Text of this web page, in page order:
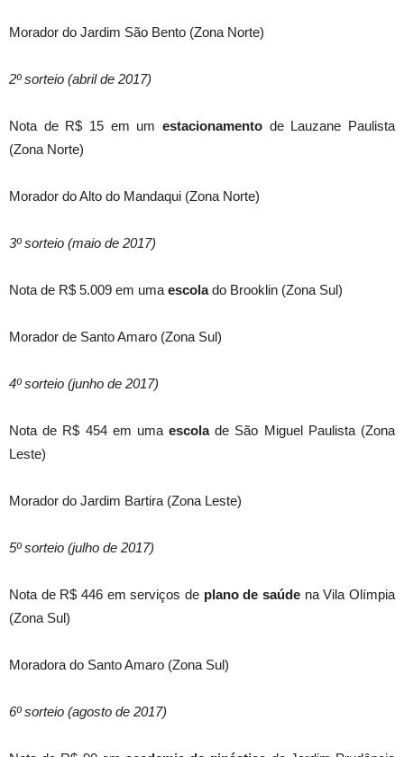
Morador do Jardim São Bento (Zona Norte)
2º sorteio (abril de 2017)
Nota de R$ 15 em um estacionamento de Lauzane Paulista
(Zona Norte)
Morador do Alto do Mandaqui (Zona Norte)
3º sorteio (maio de 2017)
Nota de R$ 5.009 em uma escolado Brooklin (Zona Sul)
Morador de Santo Amaro (Zona Sul)
4º sorteio (junho de 2017)
Nota de R$ 454 em umaescolade São Miguel Paulista (Zona
Leste)
Morador do Jardim Bartira (Zona Leste)
5º sorteio (julho de 2017)
Nota de R$ 446 em serviços de plano de saúde na Vila Olímpia
(Zona Sul)
Moradora do Santo Amaro (Zona Sul)
6º sorteio (agosto de 2017)